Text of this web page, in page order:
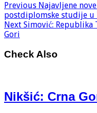
Previous Najavljene
postdiplomske studije u
Next Simović:
Gori
Check Also
Nikšić: Crna